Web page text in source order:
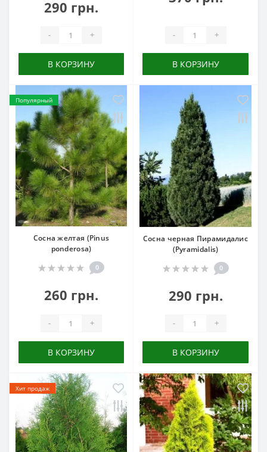
290 грн.
- +
В КОРЗИНУ
- +
В КОРЗИНУ
Популярный
Сосна желтая (Pinus
ponderosa)
0
260 грн.
- +
В КОРЗИНУ
Сосна черная Пирамидалис
(Pyramidalis)
0
290 грн.
- +
В КОРЗИНУ
Хит продаж